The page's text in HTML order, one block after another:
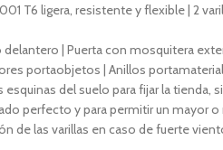
T6 ligera, resistente y flexible | 2
delantero | Puerta con mosquitera
portaobjetos | Anillos portamaterial
esquinas del suelo para fijar la
perfecto y para permitir un mayor
de las varillas en caso de fuerte